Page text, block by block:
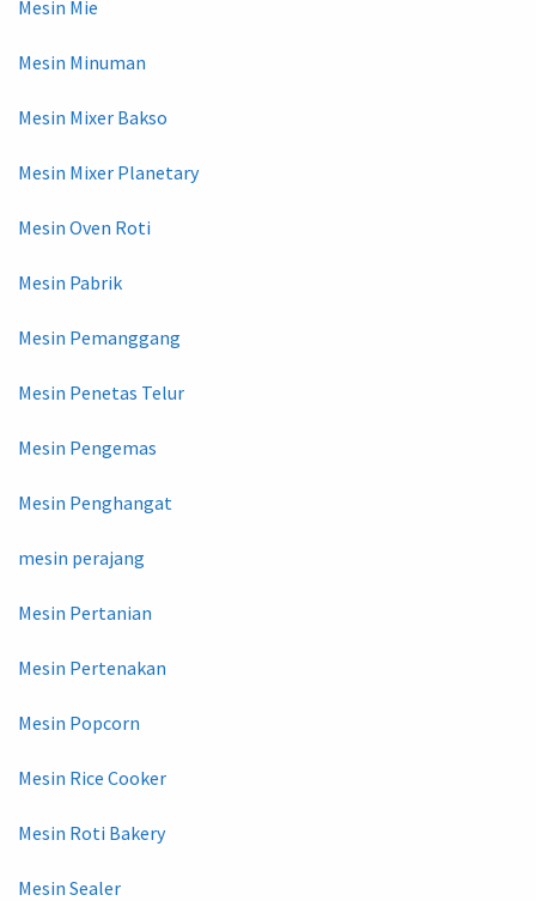
Mesin Mie
Mesin Minuman
Mesin Mixer Bakso
Mesin Mixer Planetary
Mesin Oven Roti
Mesin Pabrik
Mesin Pemanggang
Mesin Penetas Telur
Mesin Pengemas
Mesin Penghangat
mesin perajang
Mesin Pertanian
Mesin Pertenakan
Mesin Popcorn
Mesin Rice Cooker
Mesin Roti Bakery
Mesin Sealer